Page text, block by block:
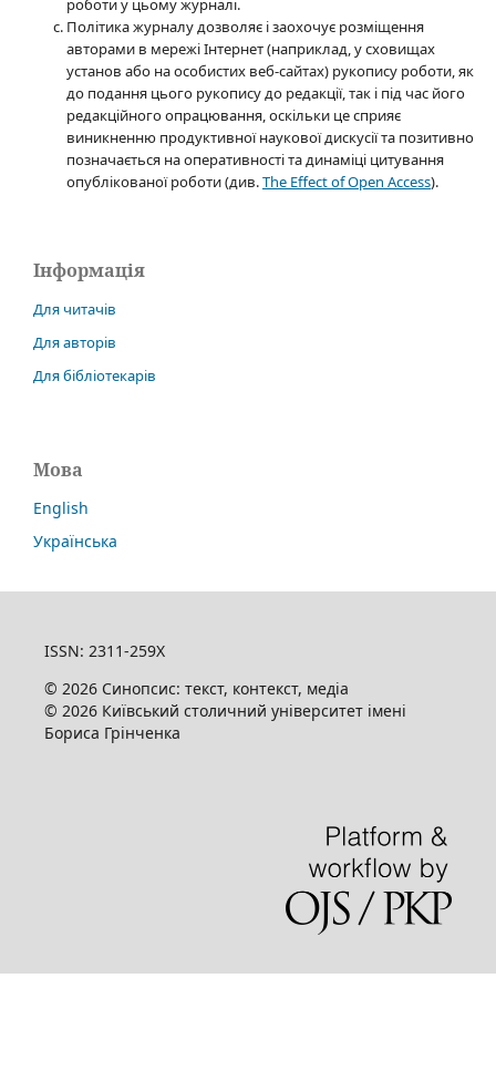
роботи у цьому журналі.
Політика журналу дозволяє і заохочує розміщення
авторами в мережі Інтернет (наприклад, у сховищах
установ або на особистих веб-сайтах) рукопису роботи, як
до подання цього рукопису до редакції, так і під час його
редакційного опрацювання, оскільки це сприяє
виникненню продуктивної наукової дискусії та позитивно
позначається на оперативності та динаміці цитування
опублікованої роботи (див.The Effect of Open Access).
Інформація
Для читачів
Для авторів
Для бібліотекарів
Мова
English
Українська
ISSN: 2311-259X
© 2026 Синопсис: текст, контекст, медіа
© 2026 Київський столичний університет імені
Бориса Грінченка